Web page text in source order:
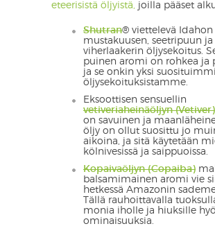
eteerisistä öljyistä, joilla pääset
Shutran® viettelevä Idahon
mustakuusen, seetripuun ja
viherlaakerin öljysekoitus.
puinen aromi on rohkea ja
ja se onkin yksi
öljysekoituksistamme.
Eksoottisen sensuellin
vetiveriaheinäöljyn (Vetiver)
on savuinen ja
öljy on ollut suosittu jo
aikoina, ja sitä käytetään
kölnivesissä ja saippuoissa.
Kopaivaöljyn (Copaiba)
balsamimainen aromi vie
hetkessä Amazonin
Tällä rauhoittavalla
monia iholle ja hiuksille
ominaisuuksia.